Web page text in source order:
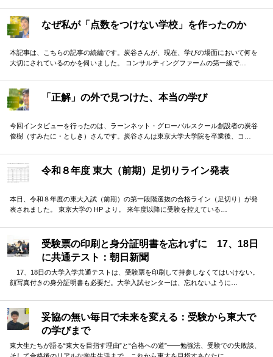
なぜ私が「点数をつけない学校」を作ったのか
本記事は、こちらの記事の続編です。炭谷さんが、現在、学びの場面において何を
大切にされているのかを伺いました。 コンサルティングファームの第一線で…
「正解」の外で見つけた、本当の学び
今回インタビューを行ったのは、ラーンネット・グローバルスクール創設者の炭谷
俊樹（すみたに・としき）さんです。炭谷さんは東京大学大学院を卒業後、コ…
令和８年度 東大（前期）足切りライン発表
本日、令和８年度の東大入試（前期）の第一段階選抜の合格ライン（足切り）が発
表されました。 東京大学の HP より。 来年度以降に受験を控えている…
受験票の印刷と身分証明書を忘れずに 17、18日
に共通テスト：朝日新聞
17、18日の大学入学共通テストは、受験票を印刷して持参しなくてはいけない。
顔写真付きの身分証明書も必要だ。大学入試センターは、忘れないように…
妥協の無い毎日で未来を変える：受験から東大で
の学びまで
東大生たちが語る“東大を目指す理由”と“合格への道”――勉強法、受験での失敗談、
そして合格後のリアルな学生生活まで。これから東大を目指すあなたに…